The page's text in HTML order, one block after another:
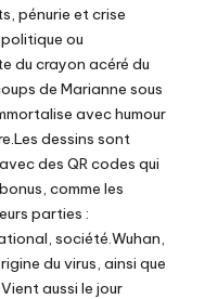
pénurie et crise
ou
du crayon acéré du
de Marianne sous
avec humour
dessins sont
des QR codes qui
comme les
parties :
société.Wuhan,
du virus, ainsi que
aussi le jour